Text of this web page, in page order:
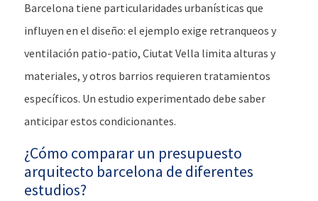
Barcelona tiene particularidades urbanísticas que
influyen en el diseño: el ejemplo exige retranqueos y
ventilación patio-patio, Ciutat Vella limita alturas y
materiales, y otros barrios requieren tratamientos
específicos. Un estudio experimentado debe saber
anticipar estos condicionantes.
¿Cómo comparar un presupuesto
arquitecto barcelona de diferentes
estudios?